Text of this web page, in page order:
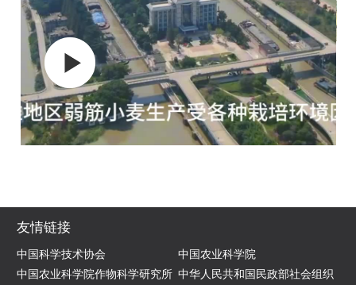
友情链接
中国科学技术协会
中国农业科学院
中国农业科学院作物科学研究所 中华人民共和国民政部社会组织